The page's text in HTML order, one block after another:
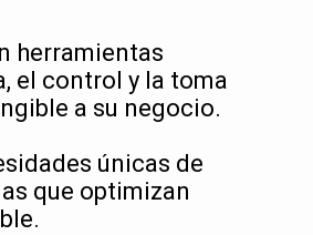
herramientas
el control y la toma
a su negocio.
únicas de
que optimizan